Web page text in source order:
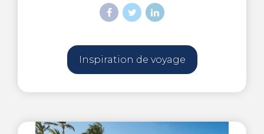
Inspiration de voyage